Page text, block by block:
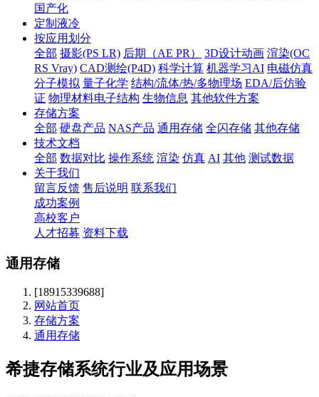
国产化
定制液冷
按应用划分
全部 摄影(PS LR) 后期（AE PR） 3D设计动画 渲染(OC
RS Vray) CAD测绘(P4D) 科学计算 机器学习AI 电磁仿真
分子模拟 量子化学 结构/流体/热/多物理场 EDA/后仿验
证 物理材料电子结构 生物信息 其他软件方案
存储方案
全部 硬盘产品 NAS产品 通用存储 全闪存储 其他存储
技术文档
全部 数据对比 操作系统 渲染 仿真 AI 其他 测试数据
关于我们
留言反馈 售后说明 联系我们
成功案例
高校客户
人才招募 资料下载
通用存储
[18915339688]
网站首页
存储方案
通用存储
希捷存储系统行业及应用场景